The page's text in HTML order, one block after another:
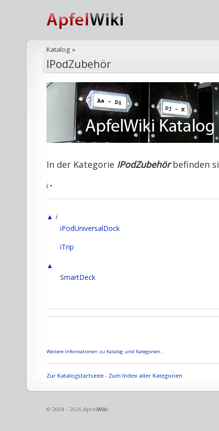
Katalog »
IPodZubehör
In der Kategorie IPodZubehörbefinden
i •
▲ i
iPodUniversalDock
iTrip
▲
SmartDeck
Weitere Informationen zu Katalog und Kategorien...
Zur Katalogstartseite - Zum Index aller Kategorien
© 2004 – 2026 ApfelWiki